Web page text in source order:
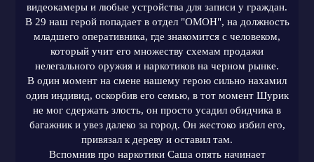
видеокамеры и любые устройства для записи у граждан.
В 29 наш герой попадает в отдел "ОМОН", на должность
младшего оперативника, где знакомится с человеком,
который учит его множеству схемам продажи
нелегального оружия и наркотиков на черном рынке.
В один момент на смене нашему герою сильно нахамил
один индивид, оскорбив его семью, в тот момент Шурик
не мог сдержать злость, он просто усадил обидчика в
багажник и увез далеко за город. Он жестоко избил его,
привязал к дереву и оставил там.
Вспомнив про наркотики Саша опять начинает